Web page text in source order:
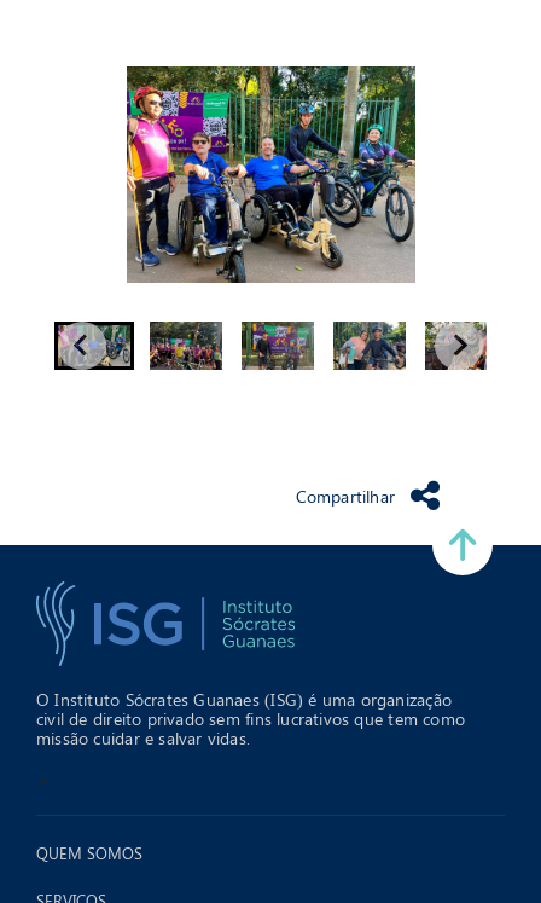
Compartilhar
O Instituto Sócrates Guanaes (ISG) é uma organização
civil de direito privado sem fins lucrativos que tem como
missão cuidar e salvar vidas.
>
QUEM SOMOS